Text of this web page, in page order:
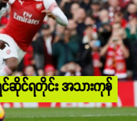
င်ဆိုင်ရတိုင်း အသားကုန်